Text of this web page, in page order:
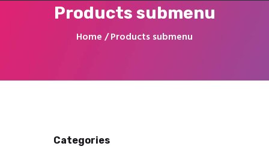
Products submenu
Home Products submenu
Inicio
Quienes somos
Categories